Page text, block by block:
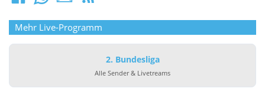
Mehr Live-Programm
2. Bundesliga
Alle Sender & Livetreams